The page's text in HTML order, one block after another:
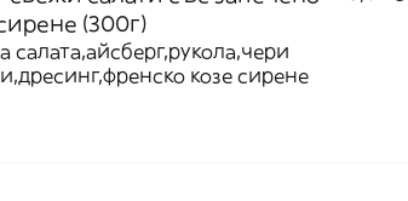
(300г)
салата,айсберг,рукола,чери
козе сирене